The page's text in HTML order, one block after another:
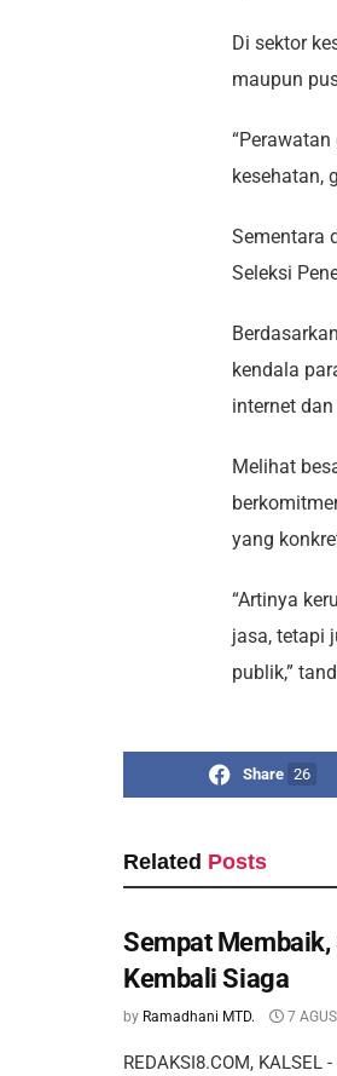
Di sektor
maupun
kesehatan,
Sementara
Seleksi
kendala
internet
Melihat
yang
“Artinya
jasa, tetapi
publik,”
Share 26
Related Posts
Sempat
Kembali Siaga
by Ramadhani MTD. 7
REDAKSI8.COM,